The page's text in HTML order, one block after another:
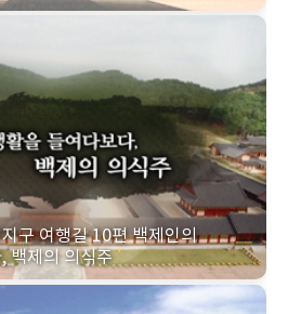
구 여행길 10편 백제인의
백제의 의식주